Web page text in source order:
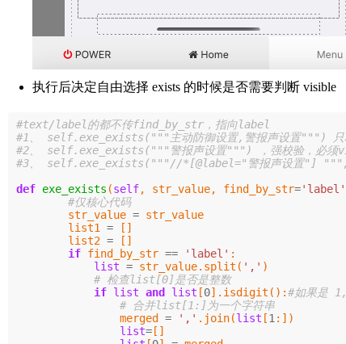
执行后决定自由选择 exists 的时候是否需要判断 visible
#text/label的都不传find_by_str，指向label
#1、 self.exe_exists("""主动防御设置,警报声设置""") 只
#2、 self.exe_exists("""警报声设置""") ，强校验，必须
def exe_exists (self, str_value, find_by_str='label'
#仅核心代码
str_value = str_value
list1
=
[]
list2 =
[]
if find_by_str == 'label' :
list = str_value. split ( ',' )
# 检查list[0]是否是整数
if list and list [0]. isdigit ():
# 合并list[1:]为一个字符串
merged = ',' . join(list [1 :])
list=[]